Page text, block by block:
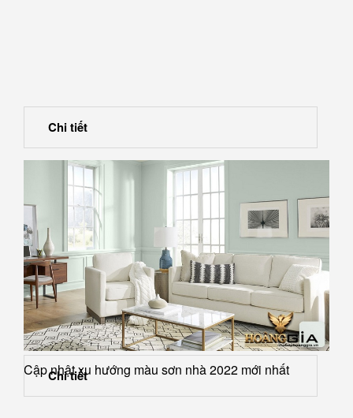
Chi tiết
Cập nhật xu hướng màu sơn nhà 2022 mới nhất
Chi tiết